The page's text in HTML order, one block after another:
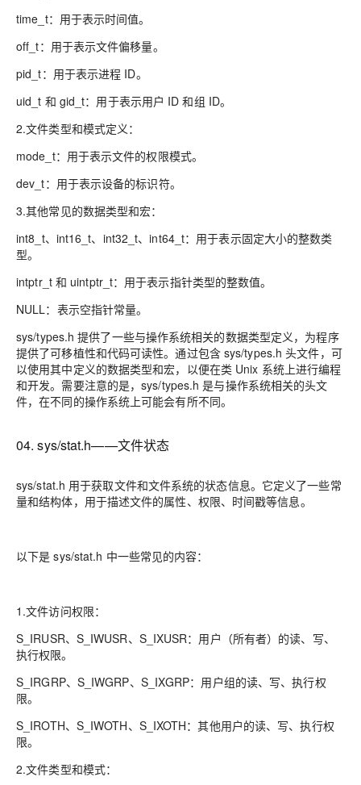
time_t：用于表示时间值。
off_t：用于表示文件偏移量。
pid_t：用于表示进程 ID。
uid_t 和 gid_t：用于表示用户 ID 和组 ID。
2.文件类型和模式定义：
mode_t：用于表示文件的权限模式。
dev_t：用于表示设备的标识符。
3.其他常见的数据类型和宏：
int8_t、int16_t、int32_t、int64_t：用于表示固定大小的整数类
型。
intptr_t 和 uintptr_t：用于表示指针类型的整数值。
NULL：表示空指针常量。
sys/types.h 提供了一些与操作系统相关的数据类型定义，为程序
提供了可移植性和代码可读性。通过包含 sys/types.h 头文件，可
以使用其中定义的数据类型和宏，以便在类 Unix 系统上进行编程
和开发。需要注意的是，sys/types.h 是与操作系统相关的头文
件，在不同的操作系统上可能会有所不同。
04. sys/stat.h——文件状态
sys/stat.h 用于获取文件和文件系统的状态信息。它定义了一些常
量和结构体，用于描述文件的属性、权限、时间戳等信息。
以下是 sys/stat.h 中一些常见的内容：
1.文件访问权限：
S_IRUSR、S_IWUSR、S_IXUSR：用户（所有者）的读、写、
执行权限。
S_IRGRP、S_IWGRP、S_IXGRP：用户组的读、写、执行权
限。
S_IROTH、S_IWOTH、S_IXOTH：其他用户的读、写、执行权
限。
2.文件类型和模式：